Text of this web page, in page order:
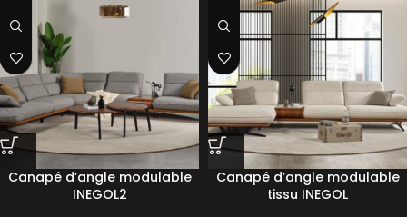
Canapé d’angle modulable
INEGOL2
Canapé d’angle modulable
tissu INEGOL